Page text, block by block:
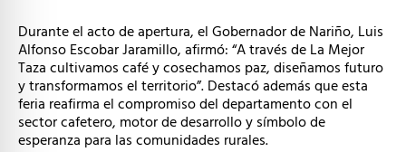
Durante el acto de apertura, el Gobernador de Nariño, Luis
Alfonso Escobar Jaramillo, afirmó: “A través de La Mejor
Taza cultivamos café y cosechamos paz, diseñamos futuro
y transformamos el territorio”. Destacó además que esta
feria reafirma el compromiso del departamento con el
sector cafetero, motor de desarrollo y símbolo de
esperanza para las comunidades rurales.